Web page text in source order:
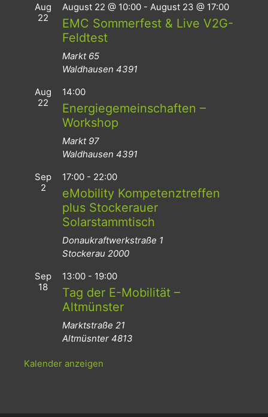
Aug
22
August 22 @ 10:00 - August 23 @ 17:00
EMC Sommerfest & Live V2G-
Feldtest
Markt 65
Waldhausen 4391
Aug
22
14:00
Energiegemeinschaften –
Workshop
Markt 97
Waldhausen 4391
Sep
2
17:00 - 22:00
eMobility Kompetenztreffen
plus Stockerauer
Solarstammtisch
Donaukraftwerkstraße 1
Stockerau 2000
Sep
18
13:00 - 19:00
Tag der E-Mobilität –
Altmünster
Marktstraße 21
Altmüsnter 4813
Kalender anzeigen